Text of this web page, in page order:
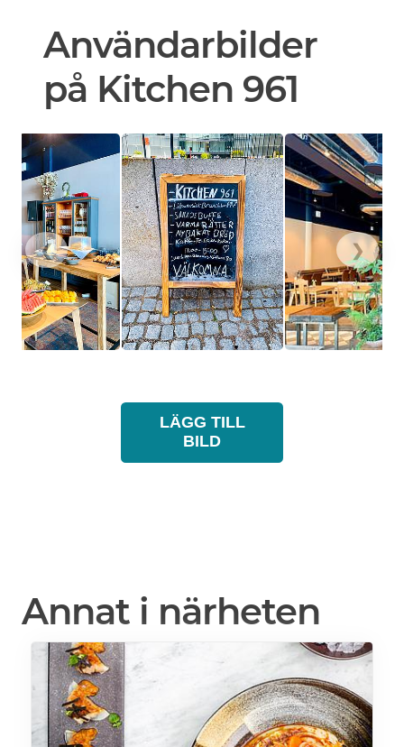
Användarbilder
på Kitchen 961
❮ ❯
LÄGG TILL
BILD
Annat i närheten